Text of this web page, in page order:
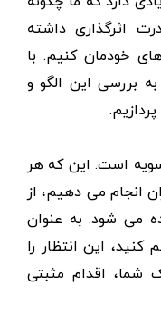
اثرگذاری داشته
خودمان کنیم. با
بررسی این الگو و
سویه است. این که هر
انجام می دهیم، از
می شود. به عنوان
این انتظار را
شما، اقدام مثبتی